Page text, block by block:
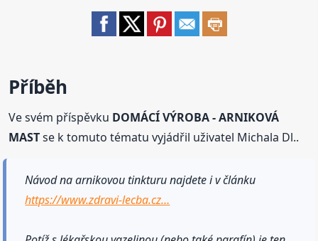
Příběh
Ve svém příspěvku DOMÁCÍ VÝROBA - ARNIKOVÁ
MASTse k tomuto tématu vyjádřil uživatel Michala Dl..
Návod na arnikovou tinkturu najdete i v článku
https://www.zdravi-lecba.cz…